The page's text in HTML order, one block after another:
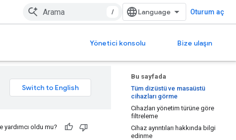
/ Oturum aç
Yönetici konsolu Bize ulaşın
Bu sayfada
Tüm dizüstü ve masaüstü
cihazları görme
Cihazları yönetim türüne göre
filtreleme
Cihaz ayrıntıları hakkında bilgi
edinme
yardımcı oldu mu?